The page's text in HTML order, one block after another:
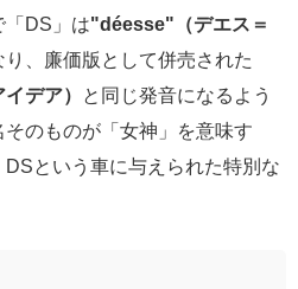
「DS」は"déesse"（デエス＝
、廉価版として併売された
デア）
と同じ発音になるよう
のものが「女神」を意味す
という車に与えられた特別な